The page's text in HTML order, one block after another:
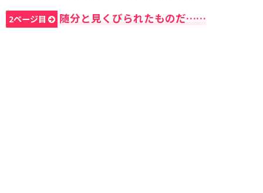
2ページ目 随分と見くびられたものだ……